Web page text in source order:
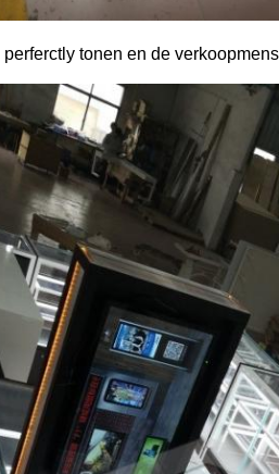
perferctly tonen en de